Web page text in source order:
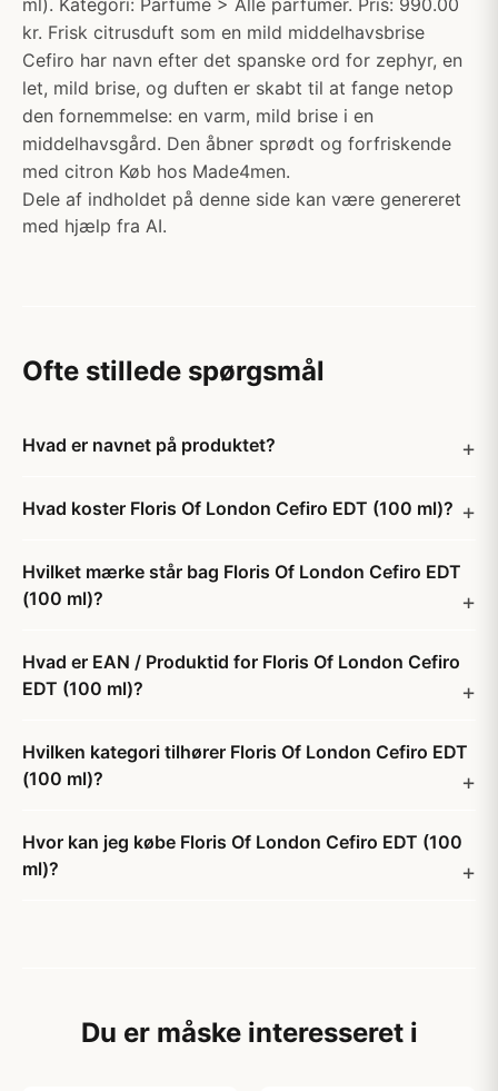
ml). Kategori: Parfume > Alle parfumer. Pris: 990.00
kr. Frisk citrusduft som en mild middelhavsbrise
Cefiro har navn efter det spanske ord for zephyr, en
let, mild brise, og duften er skabt til at fange netop
den fornemmelse: en varm, mild brise i en
middelhavsgård. Den åbner sprødt og forfriskende
med citron Køb hos Made4men.
Dele af indholdet på denne side kan være genereret
med hjælp fra AI.
Ofte stillede spørgsmål
Hvad er navnet på produktet?
Hvad koster Floris Of London Cefiro EDT (100 ml)?
Hvilket mærke står bag Floris Of London Cefiro EDT
(100 ml)?
Hvad er EAN / Produktid for Floris Of London Cefiro
EDT (100 ml)?
Hvilken kategori tilhører Floris Of London Cefiro EDT
(100 ml)?
Hvor kan jeg købe Floris Of London Cefiro EDT (100
ml)?
Du er måske interesseret i